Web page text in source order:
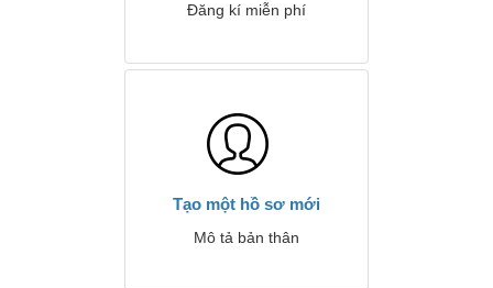
Đăng kí miễn phí
Tạo một hồ sơ mới
Mô tả bản thân